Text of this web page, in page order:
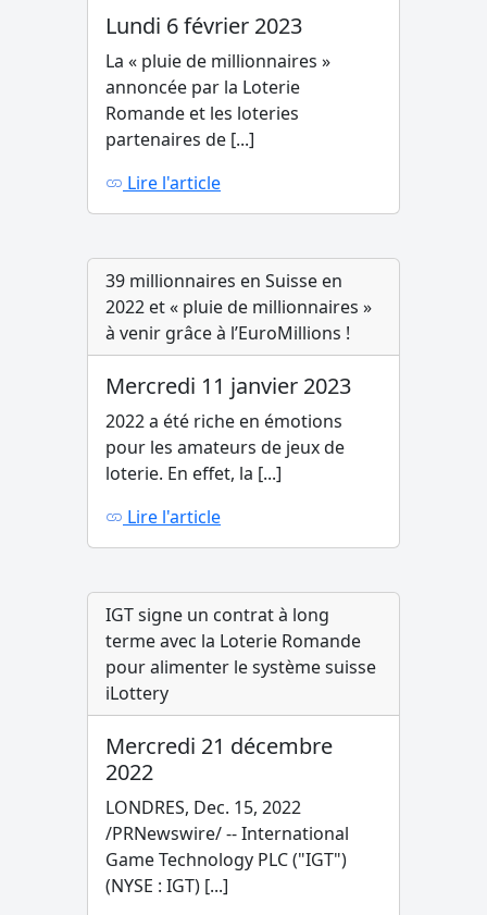
Lundi 6 février 2023
La « pluie de millionnaires »
annoncée par la Loterie
Romande et les loteries
partenaires de [...]
Lire l'article
39 millionnaires en Suisse en
2022 et « pluie de millionnaires »
à venir grâce à l’EuroMillions !
Mercredi 11 janvier 2023
2022 a été riche en émotions
pour les amateurs de jeux de
loterie. En effet, la [...]
Lire l'article
IGT signe un contrat à long
terme avec la Loterie Romande
pour alimenter le système suisse
iLottery
Mercredi 21 décembre
2022
LONDRES, Dec. 15, 2022
/PRNewswire/ -- International
Game Technology PLC ("IGT")
(NYSE : IGT) [...]